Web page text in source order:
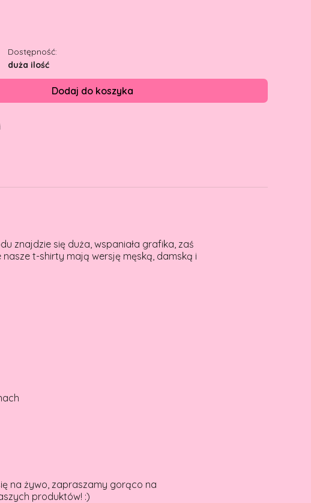
Dostępność:
duża ilość
Dodaj do koszyka
znajdzie się duża, wspaniała grafika, zaś
t-shirty mają wersję męską, damską i
na żywo, zapraszamy gorąco na
produktów! :)